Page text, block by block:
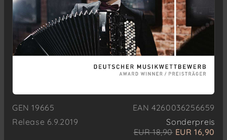
GEN 19665
EAN 4260036256659
Release 6.9.2019
Sonderpreis
EUR 18,90 EUR 16,90